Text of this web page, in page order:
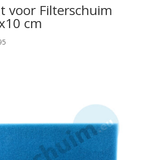
voor Filterschuim
cm
Price